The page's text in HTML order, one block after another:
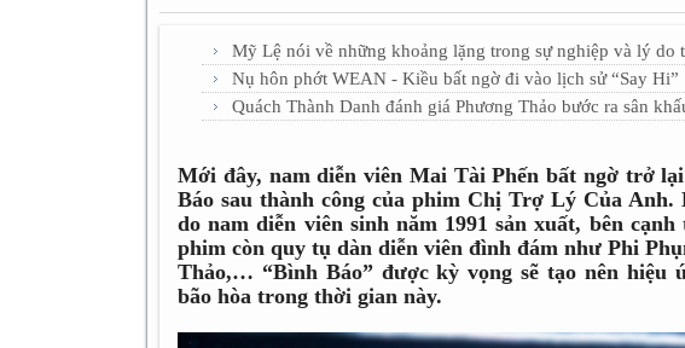
Mỹ Lệ nói về những khoảng lặng trong sự nghiệp và lý do
Nụ hôn phớt WEAN - Kiều bất ngờ đi vào lịch sử “Say Hi”
Quách Thành Danh đánh giá Phương Thảo bước ra sân
Mới đây, nam diễn viên Mai Tài Phến bất ngờ trở
Báo sau thành công của phim Chị Trợ Lý Của
do nam diễn viên sinh năm 1991 sản xuất, bên
phim còn quy tụ dàn diễn viên đình đám như Phi
Thảo,… “Bình Báo” được kỳ vọng sẽ tạo nên hiệu
bão hòa trong thời gian này.